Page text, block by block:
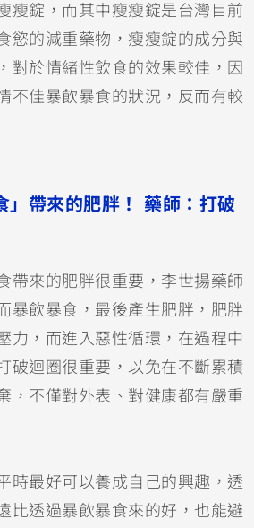
瘦錠，而其中瘦瘦錠是台灣目前
慾的減重藥物，瘦瘦錠的成分與
對於情緒性飲食的效果較佳，因
不佳暴飲暴食的狀況，反而有較
」帶來的肥胖！ 藥師：打破
帶來的肥胖很重要，李世揚藥師
暴飲暴食，最後產生肥胖，肥胖
力，而進入惡性循環，在過程中
破迴圈很重要，以免在不斷累積
，不僅對外表、對健康都有嚴重
時最好可以養成自己的興趣，透
比透過暴飲暴食來的好，也能避